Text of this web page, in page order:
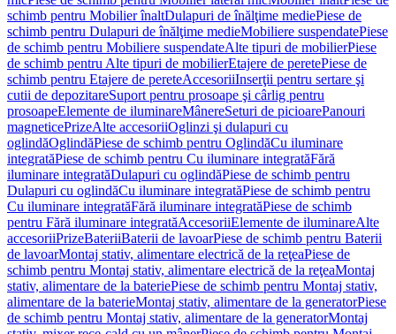
schimb pentru Mobilier înaltDulapuri de înălţime mediePiese de
schimb pentru Dulapuri de înălţime medieMobiliere suspendatePiese
de schimb pentru Mobiliere suspendateAlte tipuri de mobilierPiese
de schimb pentru Alte tipuri de mobilierEtajere de peretePiese de
schimb pentru Etajere de pereteAccesoriiInserţii pentru sertare şi
cutii de depozitareSuport pentru prosoape şi cârlig pentru
prosoapeElemente de iluminareMânereSeturi de picioarePanouri
magneticePrizeAlte accesoriiOglinzi şi dulapuri cu
oglindăOglindăPiese de schimb pentru OglindăCu iluminare
integratăPiese de schimb pentru Cu iluminare integratăFără
iluminare integratăDulapuri cu oglindăPiese de schimb pentru
Dulapuri cu oglindăCu iluminare integratăPiese de schimb pentru
Cu iluminare integratăFără iluminare integratăPiese de schimb
pentru Fără iluminare integratăAccesoriiElemente de iluminareAlte
accesoriiPrizeBateriiBaterii de lavoarPiese de schimb pentru Baterii
de lavoarMontaj stativ, alimentare electrică de la reţeaPiese de
schimb pentru Montaj stativ, alimentare electrică de la reţeaMontaj
stativ, alimentare de la bateriePiese de schimb pentru Montaj stativ,
alimentare de la baterieMontaj stativ, alimentare de la generatorPiese
de schimb pentru Montaj stativ, alimentare de la generatorMontaj